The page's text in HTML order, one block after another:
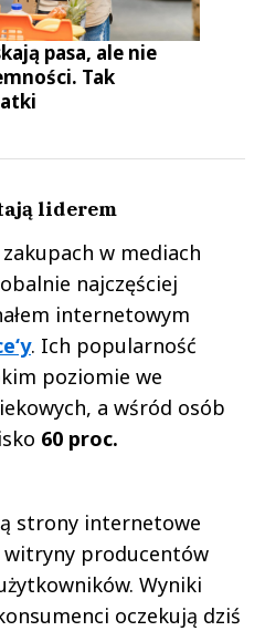
pasa, ale nie
Tak
liderem
w mediach
najczęściej
internetowym
. Ich popularność
poziomie we
a wśród osób
60 proc.
strony internetowe
producentów
Wyniki
oczekują dziś